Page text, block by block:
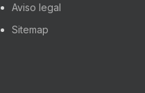
Aviso legal
Sitemap